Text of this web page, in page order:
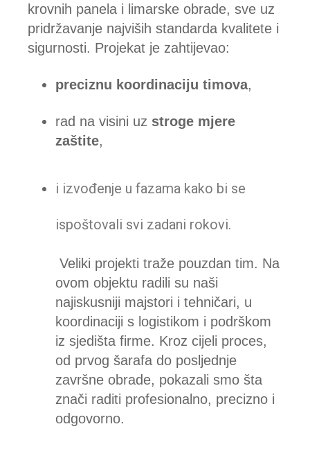
krovnih panela i limarske obrade, sve uz
pridržavanje najviših standarda kvalitete i
sigurnosti. Projekat je zahtijevao:
preciznu koordinaciju timova,
rad na visini uz stroge mjere
zaštite,
i izvođenje u fazama kako bi se
ispoštovali svi zadani rokovi.
Veliki projekti traže pouzdan tim. Na
ovom objektu radili su naši
najiskusniji majstori i tehničari, u
koordinaciji s logistikom i podrškom
iz sjedišta firme. Kroz cijeli proces,
od prvog šarafa do posljednje
završne obrade, pokazali smo šta
znači raditi profesionalno, precizno i
odgovorno.